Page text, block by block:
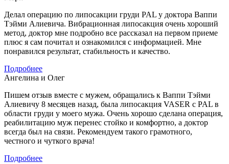
Делал операцию по липосакции груди PAL у доктора Ваппи
Тэйми Алиевича. Вибрационная липосакция очень хороший
метод, доктор мне подробно все рассказал на первом приеме
плюс я сам почитал и ознакомился с информацией. Мне
понравился результат, стабильность и качество.
Подробнее
Ангелина и Олег
Пишем отзыв вместе с мужем, обращались к Ваппи Тэйми
Алиевичу 8 месяцев назад, была липосакция VASER с PAL в
области груди у моего мужа. Очень хорошо сделана операция,
реабилитацию муж перенес стойко и комфортно, а доктор
всегда был на связи. Рекомендуем такого грамотного,
честного и чуткого врача!
Подробнее